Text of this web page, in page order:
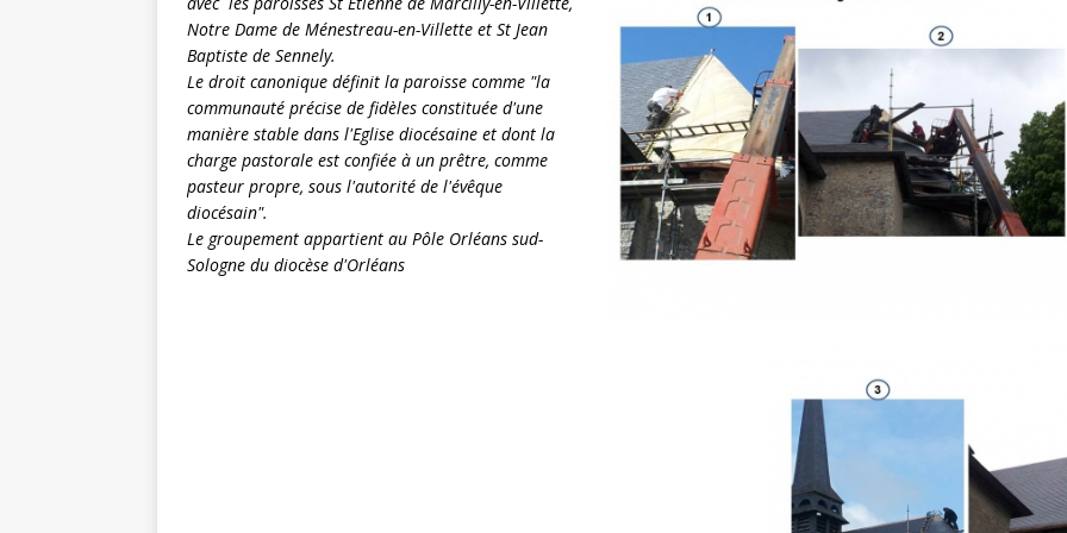
Notre Dame de Ménestreau-en-Villette et St Jean
Baptiste de Sennely.
Le droit canonique définit la paroisse comme "la
communauté précise de fidèles constituée d'une
manière stable dans l'Eglise diocésaine et dont la
charge pastorale est confiée à un prêtre, comme
pasteur propre, sous l'autorité de l'évêque
diocésain".
Le groupement appartient au Pôle Orléans sud-
Sologne du diocèse d'Orléans